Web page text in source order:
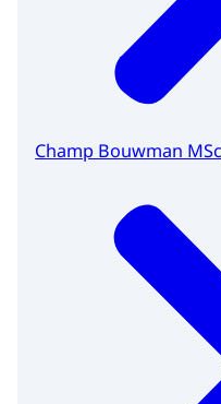
Champ Bouwman MSc